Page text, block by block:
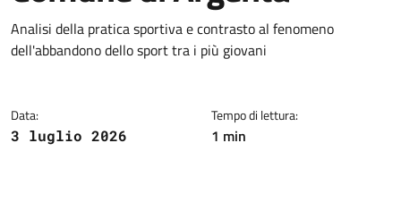
Dettagli della notizia
Analisi della pratica sportiva e contrasto al fenomeno
dell'abbandono dello sport tra i più giovani
Data:
3 luglio 2026
Tempo di lettura:
1 min